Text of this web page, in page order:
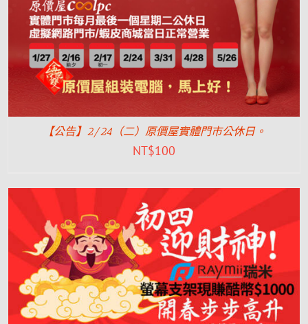
【公告】2/24（二）原價屋實體門市公休日。
NT$100